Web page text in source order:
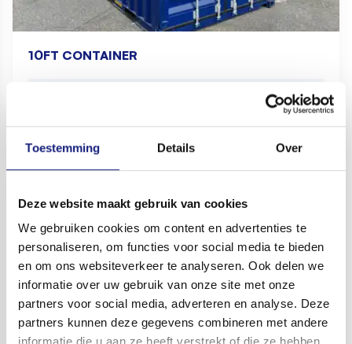
Toestemming Details Over
Deze website maakt gebruik van cookies
We gebruiken cookies om content en advertenties te
personaliseren, om functies voor social media te bieden
en om ons websiteverkeer te analyseren. Ook delen we
informatie over uw gebruik van onze site met onze
partners voor social media, adverteren en analyse. Deze
partners kunnen deze gegevens combineren met andere
10FT CONTAINER
€ 2.750,00